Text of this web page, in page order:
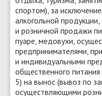
спортом), за
алкогольной
и розничной продажи
пуаре, медовухи,
предпринимателями,
и индивидуальными
общественного питания
5) на вынос (вывоз по
осуществляющими